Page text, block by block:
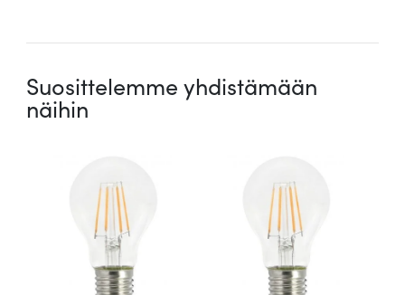
Suosittelemme yhdistämään
näihin